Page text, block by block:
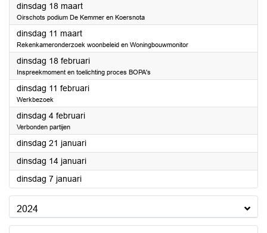
dinsdag 18 maart2025
Oirschots podium De Kemmer en Koersnota
dinsdag 11 maart2025
Rekenkameronderzoek woonbeleid en Woningbouwmonitor
dinsdag 18 februari2025
Inspreekmoment en toelichting proces BOPA's
dinsdag 11 februari2025
Werkbezoek
dinsdag 4 februari2025
Verbonden partijen
dinsdag 21 januari2025
dinsdag 14 januari2025
dinsdag 7 januari2025
2024